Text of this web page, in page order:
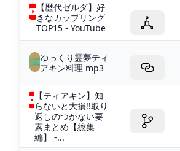
【歴代ゼルダ】好
きなカップリング
TOP15 - YouTube
ゆっくり霊夢ティ
アキン料理 mp3
【ティアキン】知
らないと大損!!取り
返しのつかない要
素まとめ【総集
編】 -...